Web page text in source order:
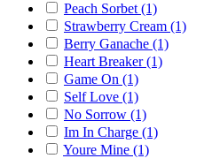
Peach Sorbet (1)
Strawberry Cream (1)
Berry Ganache (1)
Heart Breaker(1)
Game On (1)
Self Love (1)
No Sorrow (1)
Im In Charge (1)
Youre Mine (1)